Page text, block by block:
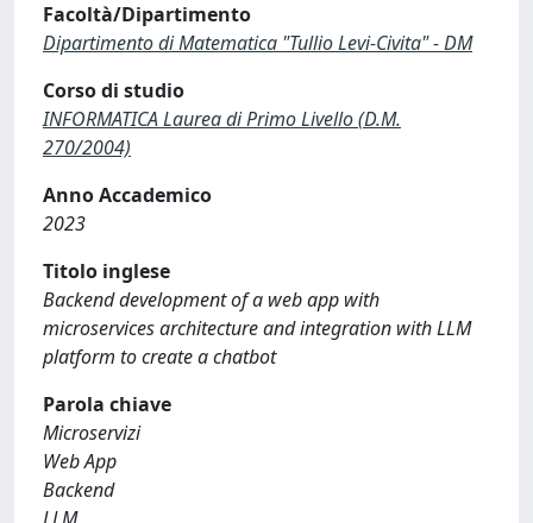
Facoltà/Dipartimento
Dipartimento di Matematica "Tullio Levi-Civita" - DM
Corso di studio
INFORMATICA Laurea di Primo Livello (D.M.
270/2004)
Anno Accademico
2023
Titolo inglese
Backend development of a web app with
microservices architecture and integration with LLM
platform to create a chatbot
Parola chiave
Microservizi
Web App
Backend